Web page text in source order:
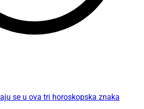
se u ova tri horoskopska znaka